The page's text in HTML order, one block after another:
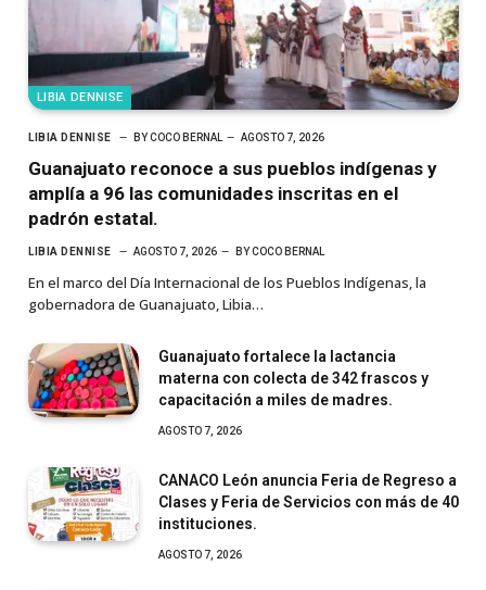
LIBIA DENNISE
LIBIA DENNISE BY COCO BERNAL AGOSTO 7, 2026
Guanajuato reconoce a sus pueblos indígenas y
amplía a 96 las comunidades inscritas en el
padrón estatal.
LIBIA DENNISE AGOSTO 7, 2026 BY COCO BERNAL
En el marco del Día Internacional de los Pueblos Indígenas, la
gobernadora de Guanajuato, Libia…
Guanajuato fortalece la lactancia
materna con colecta de 342 frascos y
capacitación a miles de madres.
AGOSTO 7, 2026
CANACO León anuncia Feria de Regreso a
Clases y Feria de Servicios con más de 40
instituciones.
AGOSTO 7, 2026